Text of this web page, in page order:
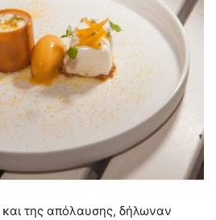
και της απόλαυσης, δήλωναν